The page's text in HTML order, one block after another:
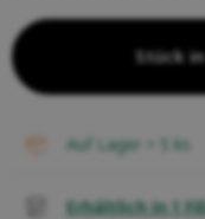
Stück
auf Lager > 5 ks
Erhältlich in 1